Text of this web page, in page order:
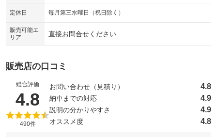
定休日 毎月第三水曜日（祝日除く）
販売可能エ
リア
直接お問合せください
販売店の口コミ
総合評価
4.8 （5点満点中）
490件
お問い合わせ（見積り） 4.8
納車までの対応 4.9
説明の分かりやすさ 4.9
オススメ度 4.8